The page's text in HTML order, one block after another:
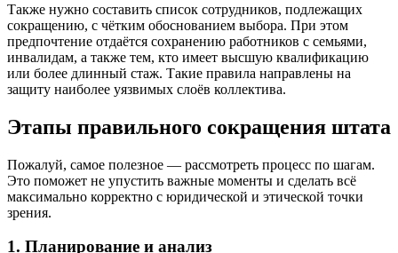
Также нужно составить список сотрудников, подлежащих
сокращению, с чётким обоснованием выбора. При этом
предпочтение отдаётся сохранению работников с семьями,
инвалидам, а также тем, кто имеет высшую квалификацию
или более длинный стаж. Такие правила направлены на
защиту наиболее уязвимых слоёв коллектива.
Этапы правильного сокращения штата
Пожалуй, самое полезное — рассмотреть процесс по шагам.
Это поможет не упустить важные моменты и сделать всё
максимально корректно с юридической и этической точки
зрения.
1. Планирование и анализ